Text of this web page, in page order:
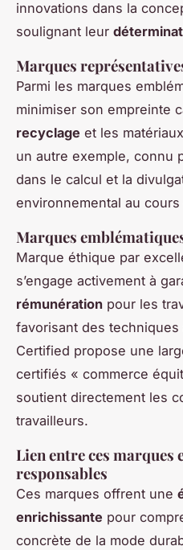
innovations dans la
soulignant leur
Marques
Parmi les marques
minimiser son empreinte
recyclage et les
un autre exemple, connu
dans le calcul et la
environnemental au
Marques
Marque éthique par
s’engage activement à
rémunération pour les
favorisant des techniques
Certified propose une
certifiés « commerce
soutient directement les
travailleurs.
Lien entre ces marques
responsables
Ces marques offrent une
enrichissante pour
concrète de la mode